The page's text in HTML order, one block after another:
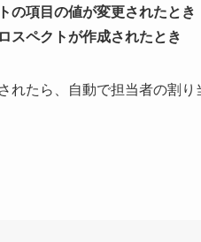
の項目の値が変更されたとき
スペクトが作成されたとき
れたら、自動で担当者の割り